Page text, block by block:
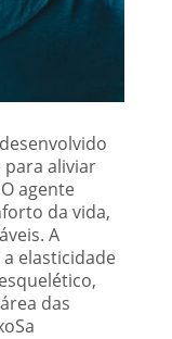
para aliviar
agente
da vida,
A
elasticidade
das